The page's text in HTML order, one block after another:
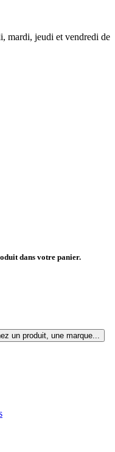
mardi, jeudi et vendredi de
dans votre panier.
un produit, une marque...